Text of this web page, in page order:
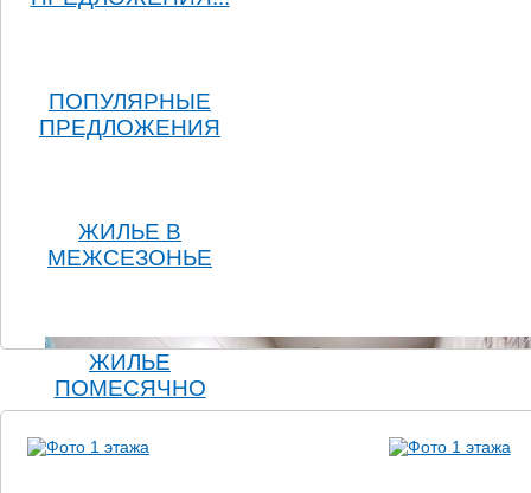
ПОПУЛЯРНЫЕ
ПРЕДЛОЖЕНИЯ
ЖИЛЬЕ В
МЕЖСЕЗОНЬЕ
ЖИЛЬЕ
ПОМЕСЯЧНО